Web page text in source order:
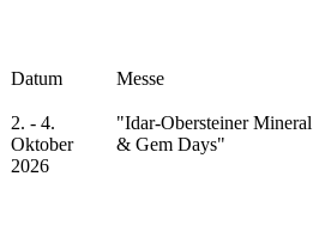
Datum Messe
2. - 4.
Oktober
2026
"Idar-Obersteiner Mineral
& Gem Days"